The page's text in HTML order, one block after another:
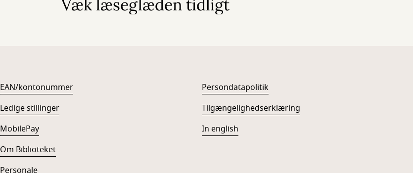
Væk læseglæden tidligt
EAN/kontonummer
Ledige stillinger
MobilePay
Om Biblioteket
Personale
Persondatapolitik
Tilgængelighedserklæring
In english